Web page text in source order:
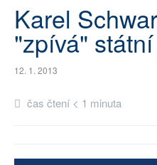
ROZHOVORY
TÉMATA
PŘÍSPĚVKY NA PROVOZ
Karel
"zpívá"
12. 1. 2013
čas čtení < 1 minuta